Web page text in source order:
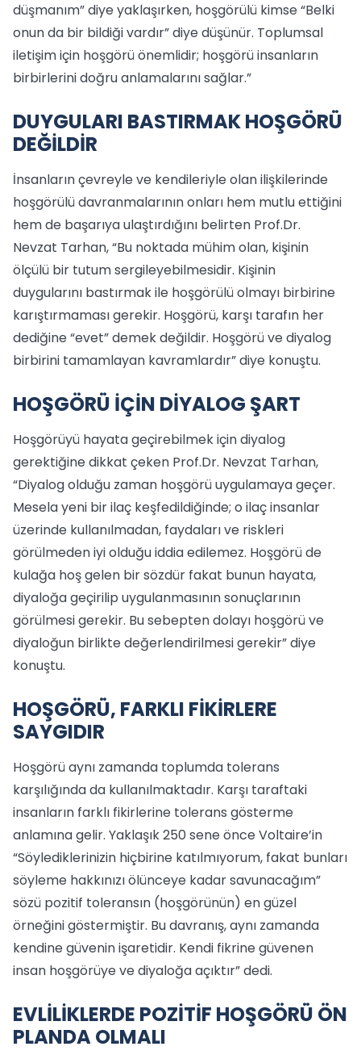
düşmanım” diye yaklaşırken, hoşgörülü kimse “Belki
onun da bir bildiği vardır” diye düşünür. Toplumsal
iletişim için hoşgörü önemlidir; hoşgörü insanların
birbirlerini doğru anlamalarını sağlar.”
DUYGULARI BASTIRMAK HOŞGÖRÜ
DEĞİLDİR
İnsanların çevreyle ve kendileriyle olan ilişkilerinde
hoşgörülü davranmalarının onları hem mutlu ettiğini
hem de başarıya ulaştırdığını belirten Prof.Dr.
Nevzat Tarhan, “Bu noktada mühim olan, kişinin
ölçülü bir tutum sergileyebilmesidir. Kişinin
duygularını bastırmak ile hoşgörülü olmayı birbirine
karıştırmaması gerekir. Hoşgörü, karşı tarafın her
dediğine “evet” demek değildir. Hoşgörü ve diyalog
birbirini tamamlayan kavramlardır” diye konuştu.
HOŞGÖRÜ İÇİN DİYALOG ŞART
Hoşgörüyü hayata geçirebilmek için diyalog
gerektiğine dikkat çeken Prof.Dr. Nevzat Tarhan,
“Diyalog olduğu zaman hoşgörü uygulamaya geçer.
Mesela yeni bir ilaç keşfedildiğinde; o ilaç insanlar
üzerinde kullanılmadan, faydaları ve riskleri
görülmeden iyi olduğu iddia edilemez. Hoşgörü de
kulağa hoş gelen bir sözdür fakat bunun hayata,
diyaloğa geçirilip uygulanmasının sonuçlarının
görülmesi gerekir. Bu sebepten dolayı hoşgörü ve
diyaloğun birlikte değerlendirilmesi gerekir” diye
konuştu.
HOŞGÖRÜ, FARKLI FİKİRLERE
SAYGIDIR
Hoşgörü aynı zamanda toplumda tolerans
karşılığında da kullanılmaktadır. Karşı taraftaki
insanların farklı fikirlerine tolerans gösterme
anlamına gelir. Yaklaşık 250 sene önce Voltaire’in
“Söylediklerinizin hiçbirine katılmıyorum, fakat bunları
söyleme hakkınızı ölünceye kadar savunacağım”
sözü pozitif toleransın (hoşgörünün) en güzel
örneğini göstermiştir. Bu davranış, aynı zamanda
kendine güvenin işaretidir. Kendi fikrine güvenen
insan hoşgörüye ve diyaloğa açıktır” dedi.
EVLİLİKLERDE POZİTİF HOŞGÖRÜ ÖN
PLANDA OLMALI